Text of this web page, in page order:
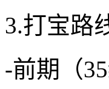
3.打宝路
-前期（